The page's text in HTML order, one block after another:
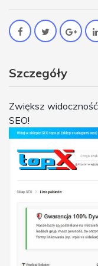
Szczegóły
Zwiększ
SEO!